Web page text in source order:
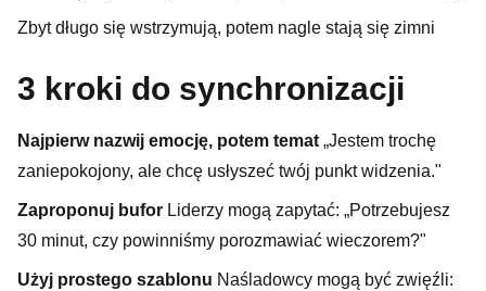
Zbyt długo się wstrzymują, potem nagle stają się zimni
3 kroki do synchronizacji
Najpierw nazwij emocję, potem temat„Jestem trochę
zaniepokojony, ale chcę usłyszeć twój punkt widzenia."
Zaproponuj bufor Liderzy mogą zapytać: „Potrzebujesz
30 minut, czy powinniśmy porozmawiać wieczorem?"
Użyj prostego szablonu Naśladowcy mogą być zwięźli: